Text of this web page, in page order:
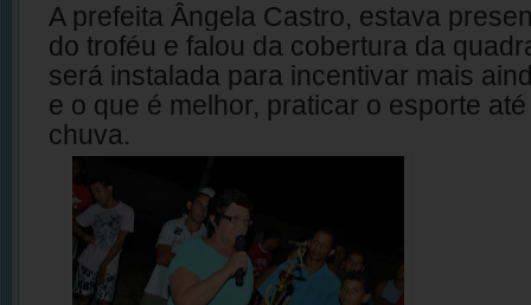
A prefeita Ângela Castro, estava
do troféu e falou da cobertura da
será instalada para incentivar mais
e o que é melhor, praticar o esporte
chuva.